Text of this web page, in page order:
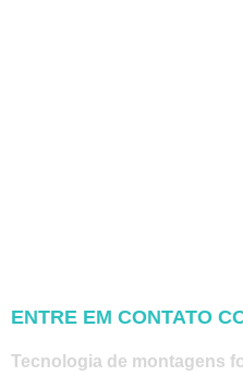
ENTRE EM CONTATO
Tecnologia de montagens